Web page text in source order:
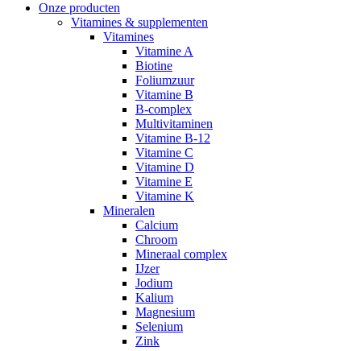
Onze producten
Vitamines & supplementen
Vitamines
Vitamine A
Biotine
Foliumzuur
Vitamine B
B-complex
Multivitaminen
Vitamine B-12
Vitamine C
Vitamine D
Vitamine E
Vitamine K
Mineralen
Calcium
Chroom
Mineraal complex
IJzer
Jodium
Kalium
Magnesium
Selenium
Zink